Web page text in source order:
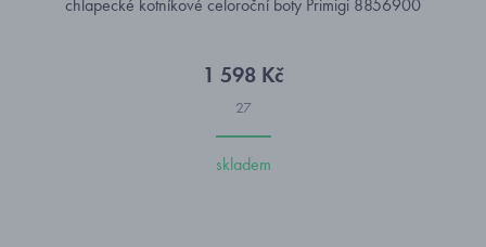
chlapecké kotníkové celoroční boty Primigi 8856900
1 598 Kč
27
skladem